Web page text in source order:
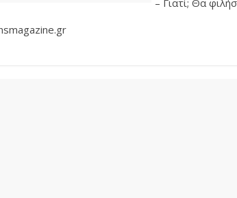
– Γιατί; Θα